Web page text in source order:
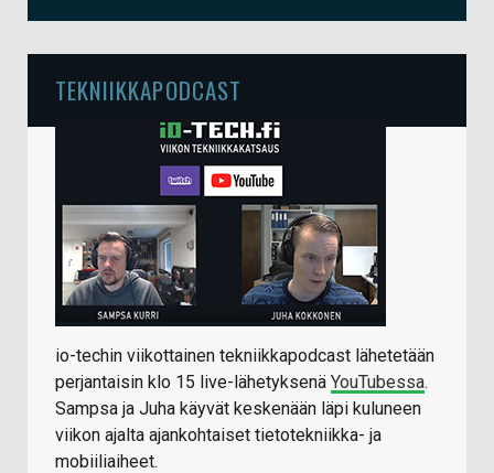
TEKNIIKKAPODCAST
io-techin viikottainen tekniikkapodcast lähetetään
perjantaisin klo 15 live-lähetyksenä YouTubessa.
Sampsa ja Juha käyvät keskenään läpi kuluneen
viikon ajalta ajankohtaiset tietotekniikka- ja
mobiiliaiheet.